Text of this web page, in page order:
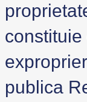
publica